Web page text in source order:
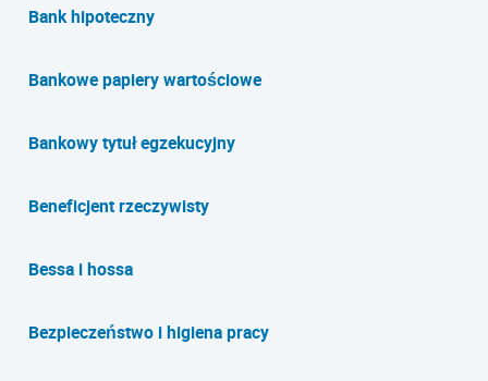
Bank hipoteczny
Bankowe papiery wartościowe
Bankowy tytuł egzekucyjny
Beneficjent rzeczywisty
Bessa i hossa
Bezpieczeństwo i higiena pracy